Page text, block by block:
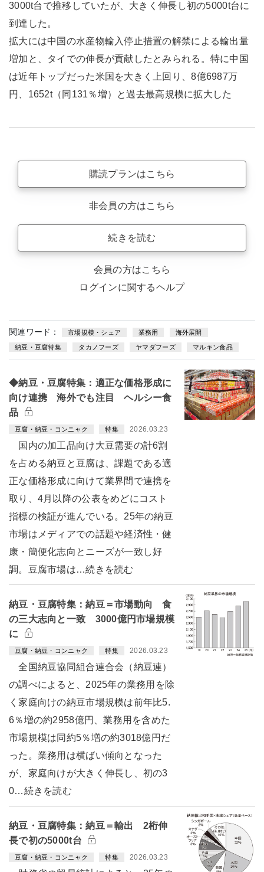
3000t台で推移していたが、大きく伸長し初の5000t台に
到達した。
拡大には中国の水産物輸入停止措置の解禁による輸出量
増加と、タイでの伸長が貢献したとみられる。特に中国
は近年トップだった米国を大きく上回り、8億6987万
円、1652t（同131％増）と過去最高規模に拡大した
購読プランはこちら
非会員の方はこちら
続きを読む
会員の方はこちら
ログインに関するヘルプ
関連ワード： 市場規模・シェア 業務用 海外展開
納豆・豆腐特集 タカノフーズ ヤマダフーズ マルキン食品
◆納豆・豆腐特集：適正な価格形成に
向け連携 海外でも注目 ヘルシー食
品
豆腐・納豆・コンニャク 特集 2026.03.23
国内の加工品向け大豆需要の計6割
を占める納豆と豆腐は、課題である適
正な価格形成に向けて業界間で連携を
取り、4月以降の公表をめどにコスト
指標の検証が進んでいる。25年の納豆
市場はメディアでの話題や経済性・健
康・簡便化志向とニーズが一致し好
調。豆腐市場は…続きを読む
納豆・豆腐特集：納豆＝市場動向 食
の三大志向と一致 3000億円市場規模
に
豆腐・納豆・コンニャク 特集 2026.03.23
全国納豆協同組合連合会（納豆連）
の調べによると、2025年の業務用を除
く家庭向けの納豆市場規模は前年比5.
6％増の約2958億円、業務用を含めた
市場規模は同約5％増の約3018億円だ
った。業務用は横ばい傾向となった
が、家庭向けが大きく伸長し、初の3
0…続きを読む
納豆・豆腐特集：納豆＝輸出 2桁伸
長で初の5000t台
豆腐・納豆・コンニャク 特集 2026.03.23